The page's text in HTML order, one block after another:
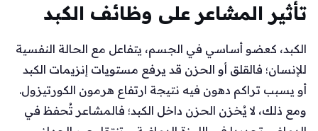
تأثير المشاعر على وظائف الكبد
الكبد، كعضو أساسي في الجسم، يتفاعل مع الحالة النفسية
للإنسان؛ فالقلق أو الحزن قد يرفع مستويات إنزيمات الكبد
أو يسبب تراكم دهون فيه نتيجة ارتفاع هرمون الكورتيزول.
ومع ذلك، لا يُخزن الحزن داخل الكبد؛ فالمشاعر تُحفظ في